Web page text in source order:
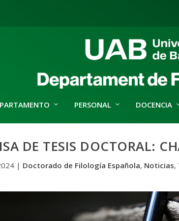
PERSONAL DOCENCIA
DE TESIS DOCTORAL:
| Doctorado de Filología Española, Noticias,